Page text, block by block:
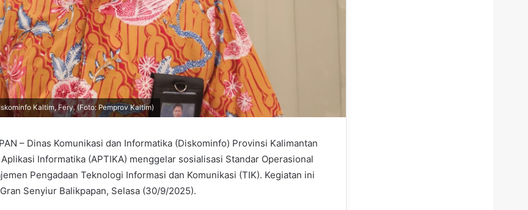
Kaltim, Fery. (Foto: Pemprov Kaltim)
– Dinas Komunikasi dan Informatika (Diskominfo) Provinsi Kalimantan
Informatika (APTIKA) menggelar sosialisasi Standar Operasional
Pengadaan Teknologi Informasi dan Komunikasi (TIK). Kegiatan ini
Senyiur Balikpapan, Selasa (30/9/2025).